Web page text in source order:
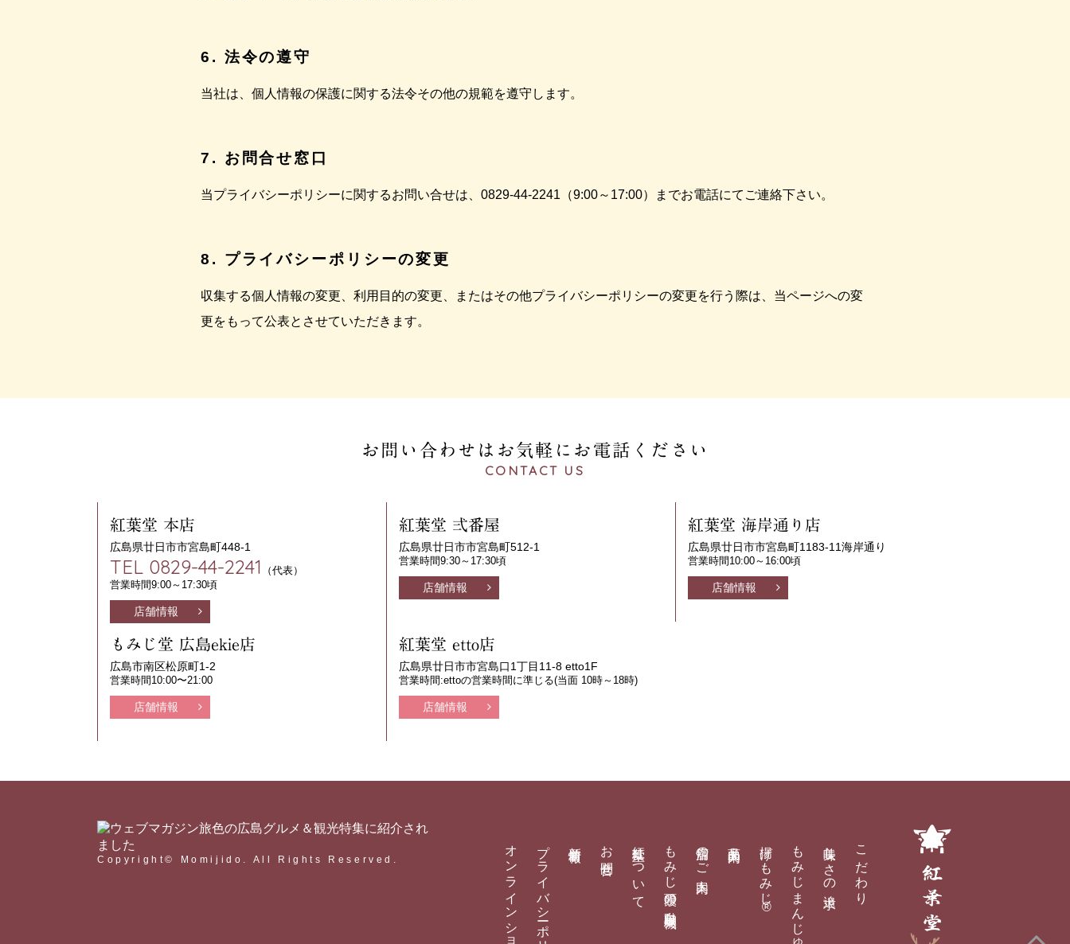
6. 法令の遵守
当社は、個人情報の保護に関する法令その他の規範を遵守します。
7. お問合せ窓口
当プライバシーポリシーに関するお問い合せは、0829-44-2241（9:00～17:00）までお電話にてご連絡下さい。
8. プライバシーポリシーの変更
収集する個人情報の変更、利用目的の変更、またはその他プライバシーポリシーの変更を行う際は、当ページへの変
更をもって公表とさせていただきます。
お問い合わせはお気軽に お電話ください
CONTACT US
紅葉堂 本店
広島県廿日市市宮島町448-1
TEL 0829-44-2241
（代表）
営業時間9:00～17:30頃
店舗情報
紅葉堂 弍番屋
広島県廿日市市宮島町512-1
営業時間9:30～17:30頃
店舗情報
紅葉堂 海岸通り店
広島県廿日市市宮島町1183-11海岸通り
営業時間10:00～16:00頃
店舗情報
もみじ堂 広島ekie店
広島市南区松原町1-2
営業時間10:00〜21:00
店舗情報
紅葉堂 etto店
広島県廿日市市宮島口1丁目11-8 etto1F
営業時間:ettoの営業時間に準じる(当面 10時～18時)
店舗情報
こだわり
美味しさの追求
もみじまんじゅう
揚げもみじ®
店舗のご案内
もみじ饅頭の自動販売機
紅葉堂について
お問合せ
プライバシーポリシー
オンラインショップ
Copyright© Momijido. All Rights Reserved.